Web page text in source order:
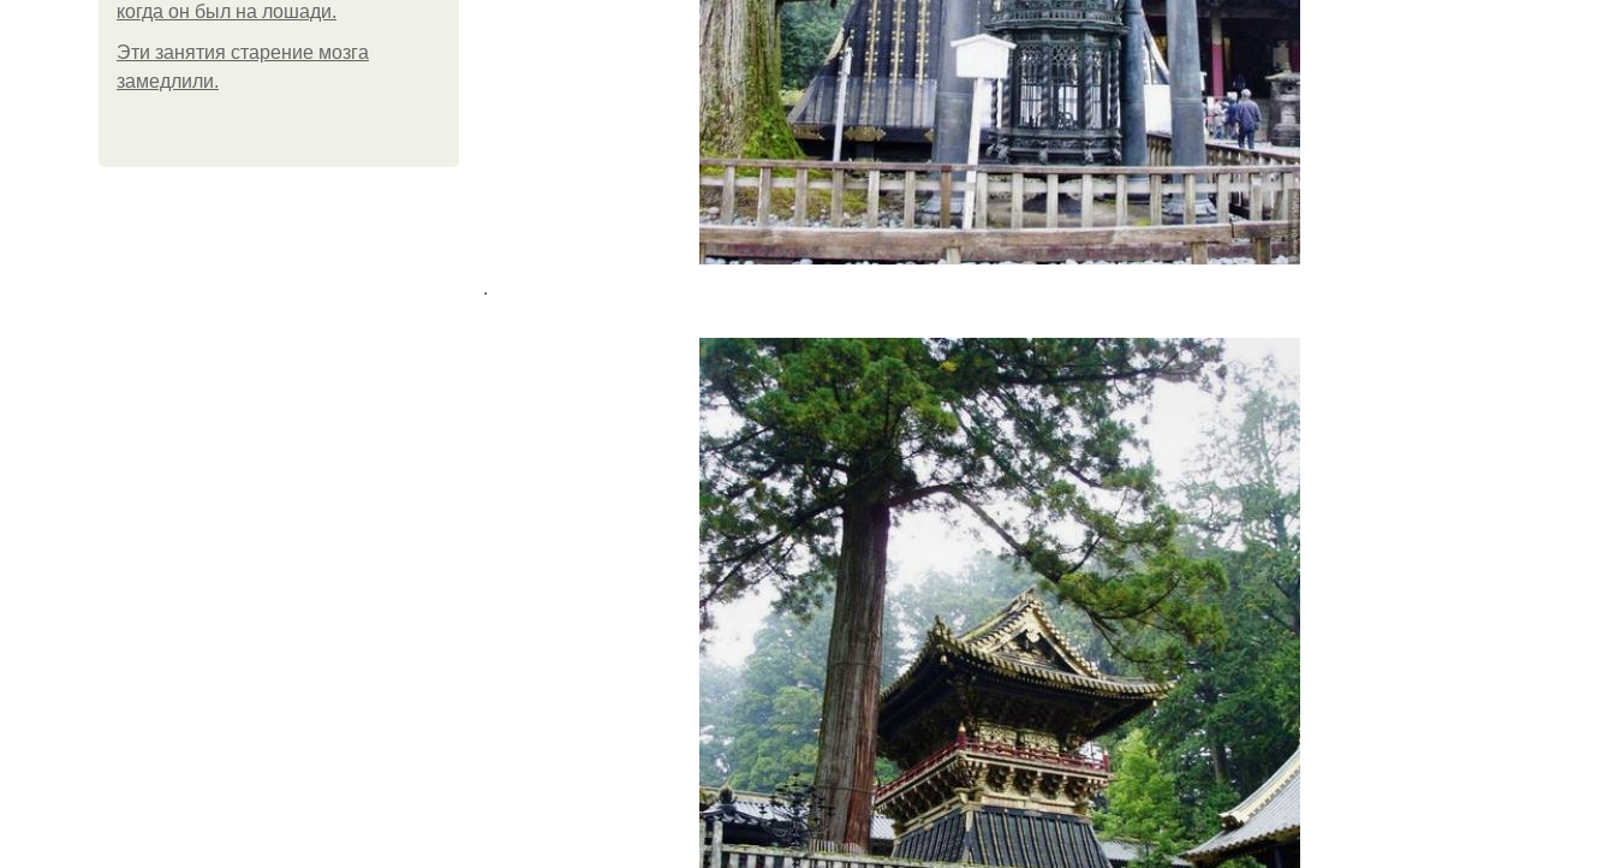
когда он был на лошади.
Эти занятия старение мозга
замедлили.
.